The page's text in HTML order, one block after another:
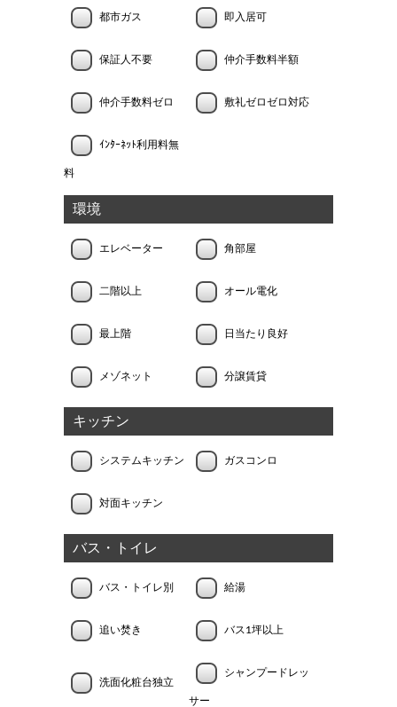
都市ガス 即入居可
保証人不要 仲介手数料半額
仲介手数料ゼロ 敷礼ゼロゼロ対応
ｲﾝﾀｰﾈｯﾄ利用料無
料
環境
エレベーター 角部屋
二階以上 オール電化
最上階 日当たり良好
メゾネット 分譲賃貸
キッチン
システムキッチン ガスコンロ
対面キッチン
バス・トイレ
バス・トイレ別 給湯
追い焚き バス1坪以上
洗面化粧台独立
シャンプードレッ
サー